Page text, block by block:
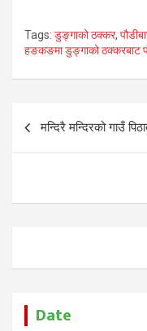
Tags: डुङ्गाको ठक्कर,
हङकङमा डुङ्गाको ठक्करबाट
Post
navigation
मन्दिरै मन्दिरको गाउँ
Date